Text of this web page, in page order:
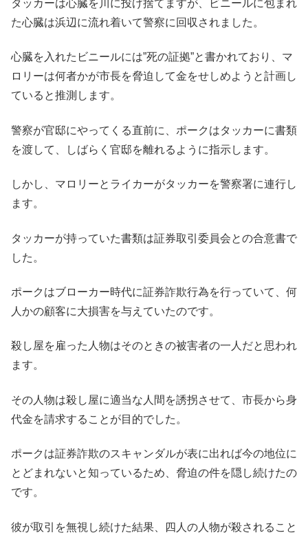
タッカーは心臓を川に投げ捨てますが、ビニールに包まれ
た心臓は浜辺に流れ着いて警察に回収されました。
心臓を入れたビニールには”死の証拠”と書かれており、マ
ロリーは何者かが市長を脅迫して金をせしめようと計画し
ていると推測します。
警察が官邸にやってくる直前に、ポークはタッカーに書類
を渡して、しばらく官邸を離れるように指示します。
しかし、マロリーとライカーがタッカーを警察署に連行し
ます。
タッカーが持っていた書類は証券取引委員会との合意書で
した。
ポークはブローカー時代に証券詐欺行為を行っていて、何
人かの顧客に大損害を与えていたのです。
殺し屋を雇った人物はそのときの被害者の一人だと思われ
ます。
その人物は殺し屋に適当な人間を誘拐させて、市長から身
代金を請求することが目的でした。
ポークは証券詐欺のスキャンダルが表に出れば今の地位に
とどまれないと知っているため、脅迫の件を隠し続けたの
です。
彼が取引を無視し続けた結果、四人の人物が殺されること